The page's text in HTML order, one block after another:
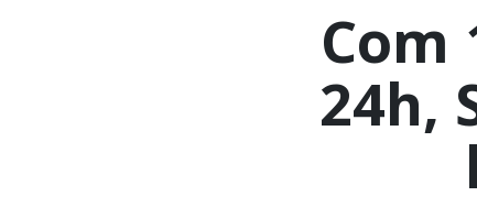
Com
24h,